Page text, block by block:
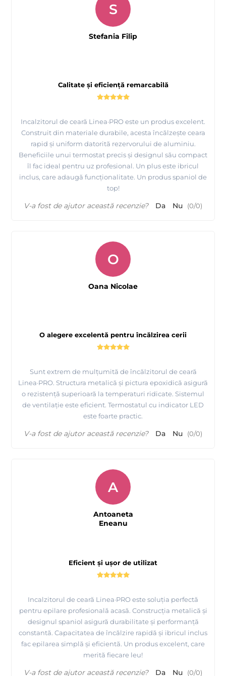
Calitate și eficiență remarcabilă
Incalzitorul de ceară Linea·PRO este un produs excelent.
Construit din materiale durabile, acesta încălzește ceara
rapid și uniform datorită rezervorului de aluminiu.
Beneficiile unui termostat precis și designul său compact
îl fac ideal pentru uz profesional. Un plus este ibricul
inclus, care adaugă funcționalitate. Un produs spaniol de
top!
S
Stefania Filip
V-a fost de ajutor această recenzie? Da Nu (0/0)
O alegere excelentă pentru încălzirea cerii
Sunt extrem de mulțumită de încălzitorul de ceară
Linea·PRO. Structura metalică și pictura epoxidică asigură
o rezistență superioară la temperaturi ridicate. Sistemul
de ventilație este eficient. Termostatul cu indicator LED
este foarte practic.
O
Oana Nicolae
V-a fost de ajutor această recenzie? Da Nu (0/0)
Eficient și ușor de utilizat
Incalzitorul de ceară Linea·PRO este soluția perfectă
pentru epilare profesională acasă. Construcția metalică și
designul spaniol asigură durabilitate și performanță
constantă. Capacitatea de încălzire rapidă și ibricul inclus
fac epilarea simplă și eficientă. Un produs excelent, care
merită fiecare leu!
A
Antoaneta
Eneanu
V-a fost de ajutor această recenzie? Da Nu (0/0)